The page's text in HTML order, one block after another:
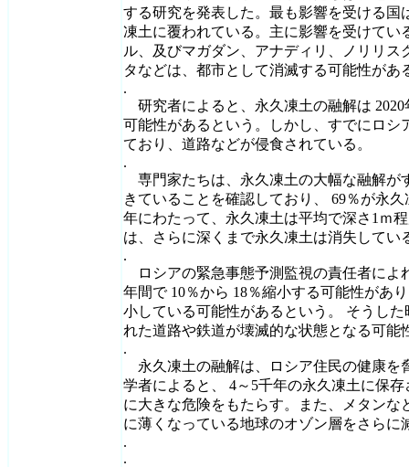
する研究を発表した。最も影響を受ける国
凍土に覆われている。主に影響を受けてい
ル、及びマガダン、アナディリ、ノリリ
タなどは、都市として消滅する可能性があ
.
研究者によると、永久凍土の融解は
可能性があるという。しかし、すでにロシ
ており、道路などが侵食されている。
.
専門家たちは、永久凍土の大幅な融解が
きていることを確認しており、 69％が永
年にわたって、永久凍土は平均で深さ1ｍ
は、さらに深くまで永久凍土は消失してい
.
ロシアの緊急事態予測監視の責任者によ
年間で 10％から 18％縮小する可能性があ
小している可能性があるという。 そうし
れた道路や鉄道が壊滅的な状態となる可能
.
永久凍土の融解は、ロシア住民の健康を
学者によると、 4～5千年の永久凍土に保
に大きな危険をもたらす。また、メタンな
に薄くなっている地球のオゾン層をさらに
.
.